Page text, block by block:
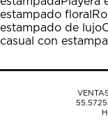
acción
abrirá
el
formulario
envío.
acción
abrirá
el
formulario
envío.
acción
abrirá
el
envío.
abrirá
el
envío.
el
estampado floral
estampado de lujo
casual con